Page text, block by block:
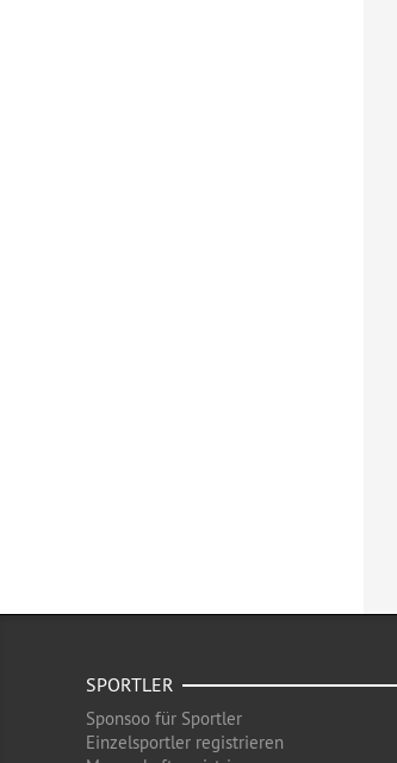
SPORTLER
Sponsoo für Sportler
Einzelsportler registrieren